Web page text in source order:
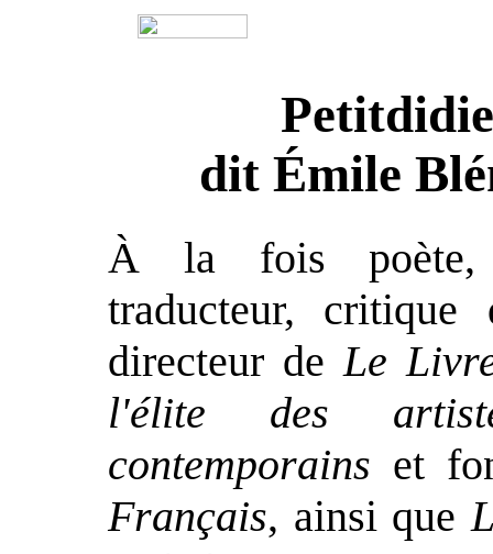
dit Émile
À la fois poète,
traducteur,
directeur deLe
l'élite des
contemporains et
Français, ainsi que